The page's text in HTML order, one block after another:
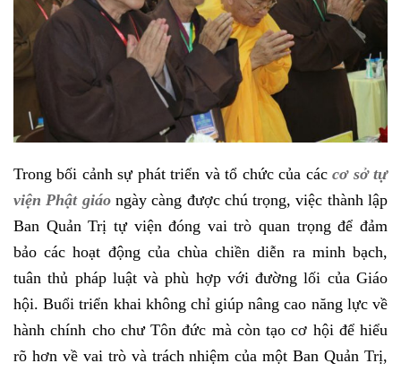
Trong bối cảnh sự phát triển và tổ chức của cáccơ sở tự
viện Phật giáongày càng được chú trọng, việc thành lập
Ban Quản Trị tự viện đóng vai trò quan trọng để đảm
bảo các hoạt động của chùa chiền diễn ra minh bạch,
tuân thủ pháp luật và phù hợp với đường lối của Giáo
hội. Buổi triển khai không chỉ giúp nâng cao năng lực về
hành chính cho chư Tôn đức mà còn tạo cơ hội để hiểu
rõ hơn về vai trò và trách nhiệm của một Ban Quản Trị,